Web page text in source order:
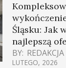
Śląsku: Jak
najlepszą
BY: REDAKCJA
LUTEGO, 2026